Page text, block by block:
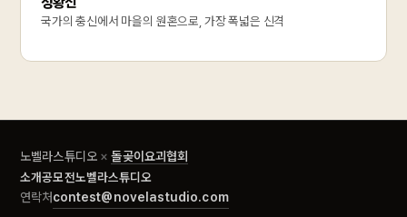
국가의 충신에서 마을의 원혼으로, 가장 폭넓은 신격
노벨라스튜디오 × 돌곶이요괴협회
소개공모전노벨라스튜디오
연락처contest@novelastudio.com